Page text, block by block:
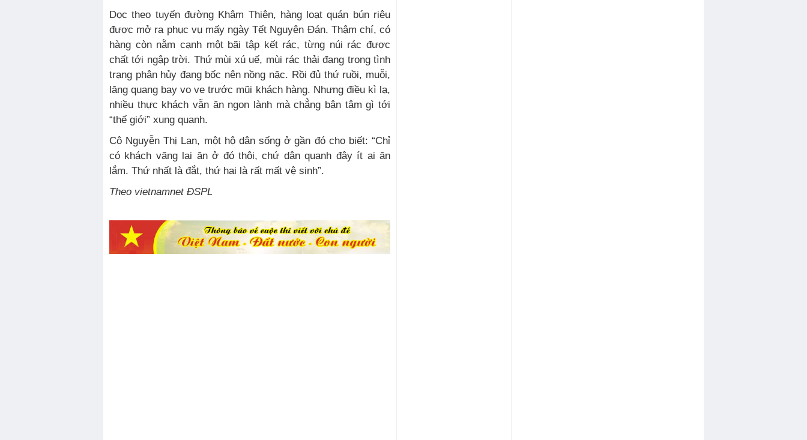
Dọc theo tuyến đường Khâm Thiên, hàng loạt quán bún riêu
được mở ra phục vụ mấy ngày Tết Nguyên Đán. Thậm chí, có
hàng còn nằm cạnh một bãi tập kết rác, từng núi rác được
chất tới ngập trời. Thứ mùi xú uế, mùi rác thải đang trong tình
trạng phân hủy đang bốc nên nồng nặc. Rồi đủ thứ ruồi, muỗi,
lăng quang bay vo ve trước mũi khách hàng. Nhưng điều kì lạ,
nhiều thực khách vẫn ăn ngon lành mà chẳng bận tâm gì tới
“thế giới” xung quanh.
Cô Nguyễn Thị Lan, một hộ dân sống ở gần đó cho biết: “Chỉ
có khách vãng lai ăn ở đó thôi, chứ dân quanh đây ít ai ăn
lắm. Thứ nhất là đắt, thứ hai là rất mất vệ sinh”.
Theo vietnamnet ĐSPL